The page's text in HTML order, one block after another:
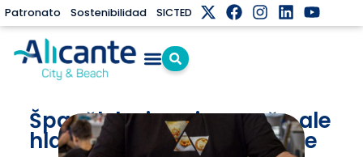
Patronato Sostenibilidad SICTED
Španělsko je nejen moře, ale
hlavně skvělá gastronomie